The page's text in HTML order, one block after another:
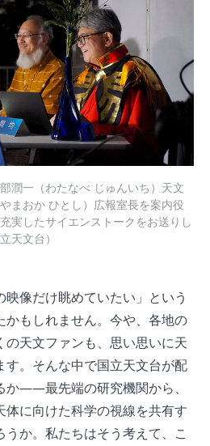
潤一（わたなべ じゅんいち）天文
まおか ひとし）広報室長を案内役
実したサイエンストークをお送りし
天文台）
映像だけ眺めていたい」という
かもしれません。今や、各地の
の天文ファンも、思い思いに天
す。そんな中で国立天文台が配
か——最先端の研究機関から、
に向けた科学の視線を共有す
うか。私たちはそう考えて、こ